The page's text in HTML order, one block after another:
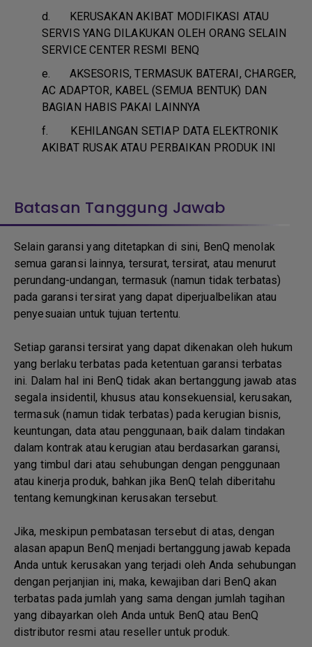
d. KERUSAKAN AKIBAT MODIFIKASI ATAU
SERVIS YANG DILAKUKAN OLEH ORANG SELAIN
SERVICE CENTER RESMI BENQ
e. AKSESORIS, TERMASUK BATERAI, CHARGER,
AC ADAPTOR, KABEL (SEMUA BENTUK) DAN
BAGIAN HABIS PAKAI LAINNYA
f. KEHILANGAN SETIAP DATA ELEKTRONIK
AKIBAT RUSAK ATAU PERBAIKAN PRODUK INI
Batasan Tanggung Jawab
Selain garansi yang ditetapkan di sini, BenQ menolak
semua garansi lainnya, tersurat, tersirat, atau menurut
perundang-undangan, termasuk (namun tidak terbatas)
pada garansi tersirat yang dapat diperjualbelikan atau
penyesuaian untuk tujuan tertentu.
Setiap garansi tersirat yang dapat dikenakan oleh hukum
yang berlaku terbatas pada ketentuan garansi terbatas
ini. Dalam hal ini BenQ tidak akan bertanggung jawab atas
segala insidentil, khusus atau konsekuensial, kerusakan,
termasuk (namun tidak terbatas) pada kerugian bisnis,
keuntungan, data atau penggunaan, baik dalam tindakan
dalam kontrak atau kerugian atau berdasarkan garansi,
yang timbul dari atau sehubungan dengan penggunaan
atau kinerja produk, bahkan jika BenQ telah diberitahu
tentang kemungkinan kerusakan tersebut.
Jika, meskipun pembatasan tersebut di atas, dengan
alasan apapun BenQ menjadi bertanggung jawab kepada
Anda untuk kerusakan yang terjadi oleh Anda sehubungan
dengan perjanjian ini, maka, kewajiban dari BenQ akan
terbatas pada jumlah yang sama dengan jumlah tagihan
yang dibayarkan oleh Anda untuk BenQ atau BenQ
distributor resmi atau reseller untuk produk.